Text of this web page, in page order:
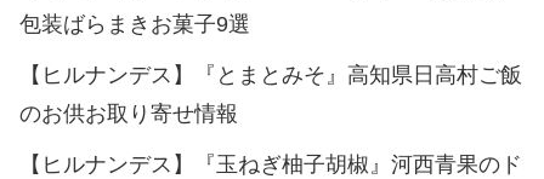
包装ばらまきお菓子9選
【ヒルナンデス】『とまとみそ』高知県日高村ご飯
のお供お取り寄せ情報
【ヒルナンデス】『玉ねぎ柚子胡椒』河西青果のド